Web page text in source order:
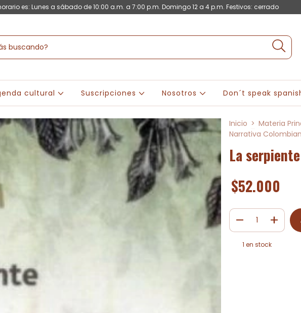
es: Lunes a sábado de 10:00 a.m. a 7:00 p.m. Domingo 12 a 4 p.m. Festivos: cerrado
cultural Suscripciones Nosotros Don´t speak
Inicio > Materia
Narrativa
La
$52.000
1 en stock